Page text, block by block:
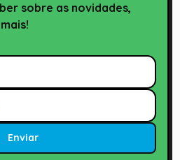
sobre as novidades,
Enviar